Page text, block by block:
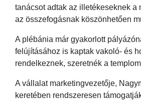
tanácsot adtak az illetékeseknek
az összefogásnak köszönhetően
A plébánia már gyakorlott
felújításához is kaptak vakoló- és
rendelkeznek, szeretnék a
A vállalat marketingvezetője,
keretében rendszeresen